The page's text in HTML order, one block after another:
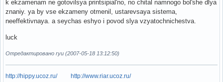
k ekzamenam ne gotovilsya printsipial'no, no chital namnogo bol'she dlya
znaniy. ya by vse ekzameny otmenil, ustarevsaya sistema,
neeffektivnaya. a seychas eshyo i povod slya vzyatochnichestva.
luck
Отредактировано ryu (2007-05-18 13:12:50)
http://hippy.ucoz.ru/ http://www.riar.ucoz.ru/